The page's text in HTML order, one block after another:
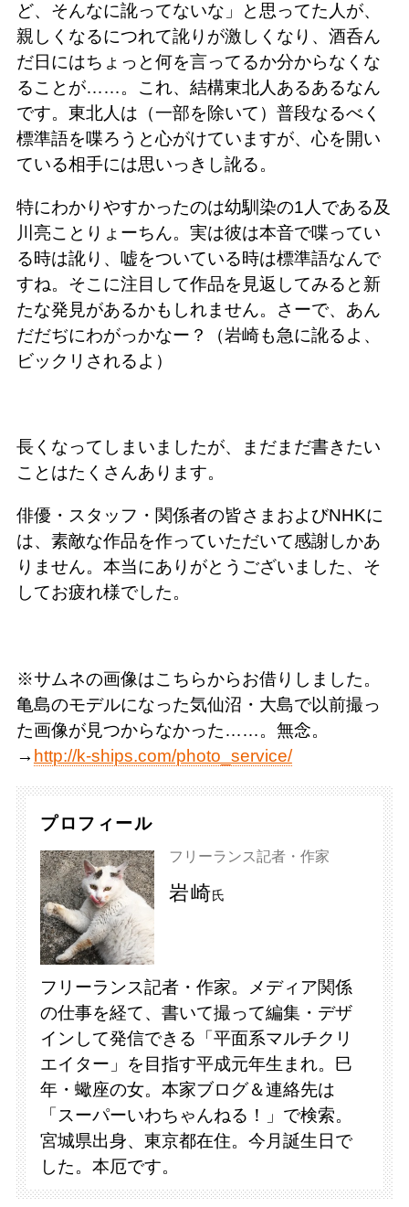
ど、そんなに訛ってないな」と思ってた人が、
親しくなるにつれて訛りが激しくなり、酒呑ん
だ日にはちょっと何を言ってるか分からなくな
ることが……。これ、結構東北人あるあるなん
です。東北人は（一部を除いて）普段なるべく
標準語を喋ろうと心がけていますが、心を開い
ている相手には思いっきし訛る。
特にわかりやすかったのは幼馴染の1人である及
川亮ことりょーちん。実は彼は本音で喋ってい
る時は訛り、嘘をついている時は標準語なんで
すね。そこに注目して作品を見返してみると新
たな発見があるかもしれません。さーで、あん
だだぢにわがっかなー？（岩崎も急に訛るよ、
ビックリされるよ）
長くなってしまいましたが、まだまだ書きたい
ことはたくさんあります。
俳優・スタッフ・関係者の皆さまおよびNHKに
は、素敵な作品を作っていただいて感謝しかあ
りません。本当にありがとうございました、そ
してお疲れ様でした。
※サムネの画像はこちらからお借りしました。
亀島のモデルになった気仙沼・大島で以前撮っ
た画像が見つからなかった……。無念。
→ http://k-ships.com/photo_service/
プロフィール
フリーランス記者・作家
岩崎氏
フリーランス記者・作家。メディア関係
の仕事を経て、書いて撮って編集・デザ
インして発信できる「平面系マルチクリ
エイター」を目指す平成元年生まれ。巳
年・蠍座の女。本家ブログ＆連絡先は
「スーパーいわちゃんねる！」で検索。
宮城県出身、東京都在住。今月誕生日で
した。本厄です。